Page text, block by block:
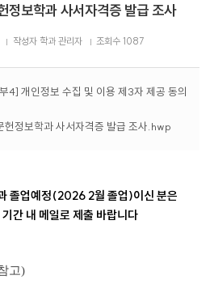
보학과 사서자격증 발급 조사
작성자 학과 관리자 조회수 1087
개인정보 수집 및 이용 제3자 제공 동의
정보학과 사서자격증 발급 조사.hwp
졸업예정(2026 2월 졸업)이신 분은
간 내 메일로 제출 바랍니다
고)